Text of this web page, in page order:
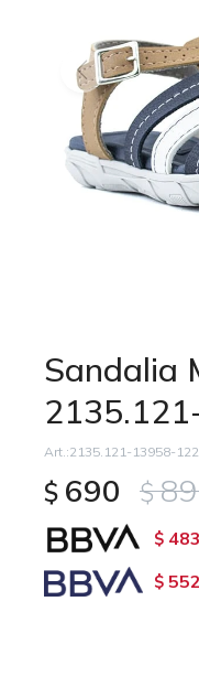
Sandalia
2135.121-13958-
$ 690 $
$ 483
$ 552